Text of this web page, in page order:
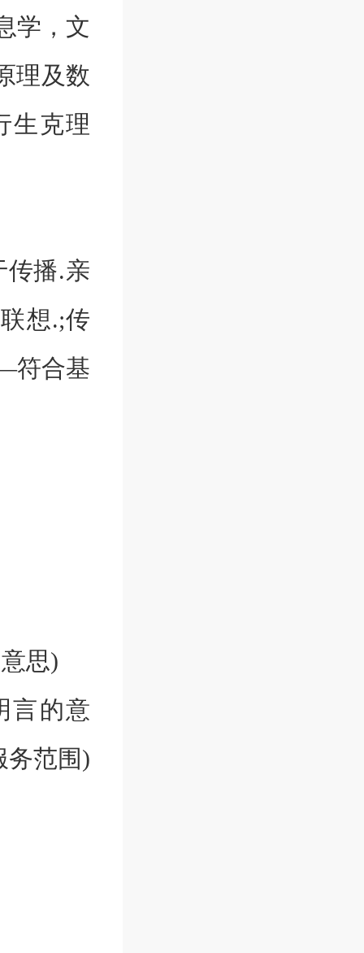
学，文
理及数
生克理
播.亲
想.;传
符合基
思)
的意
务范围)